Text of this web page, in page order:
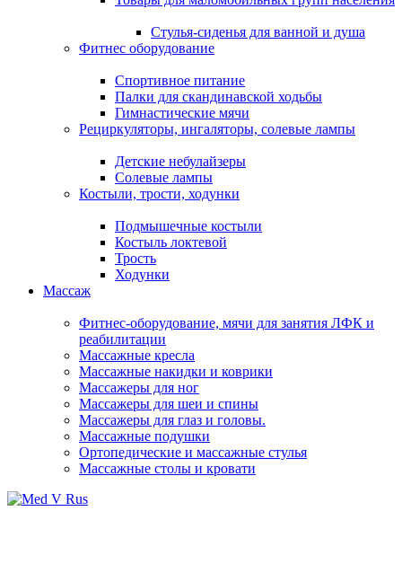
Стулья-сиденья для ванной и душа
Фитнес оборудование
Спортивное питание
Палки для скандинавской ходьбы
Гимнастические мячи
Рециркуляторы, ингаляторы, солевые лампы
Детские небулайзеры
Солевые лампы
Костыли, трости, ходунки
Подмышечные костыли
Костыль локтевой
Трость
Ходунки
Массаж
Фитнес-оборудование, мячи для занятия ЛФК и
реабилитации
Массажные кресла
Массажные накидки и коврики
Массажеры для ног
Массажеры для шеи и спины
Массажеры для глаз и головы.
Массажные подушки
Ортопедические и массажные стулья
Массажные столы и кровати